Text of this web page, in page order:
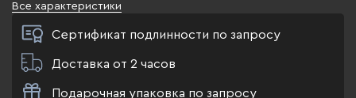
Все характеристики
Сертификат подлинности по запросу
Доставка от 2 часов
Подарочная упаковка по запросу